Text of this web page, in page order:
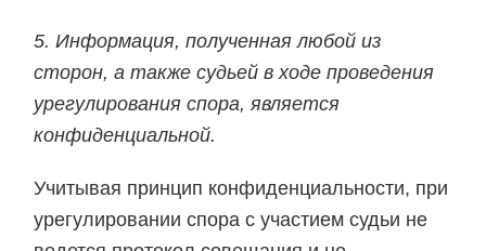
5. Информация, полученная любой из
сторон, а также судьей в ходе проведения
урегулирования спора, является
конфиденциальной.
Учитывая принцип конфиденциальности, при
урегулировании спора с участием судьи не